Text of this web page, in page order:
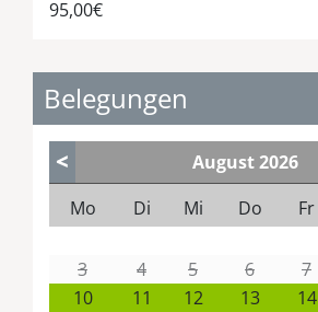
95,00€
Belegungen
< August2026
Mo
Di Mi Do Fr
3
4 5 6 7
10
11 12 13 14